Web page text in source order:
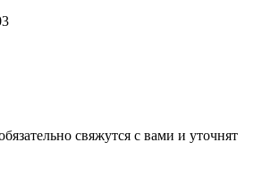
свяжутся с вами и уточнят